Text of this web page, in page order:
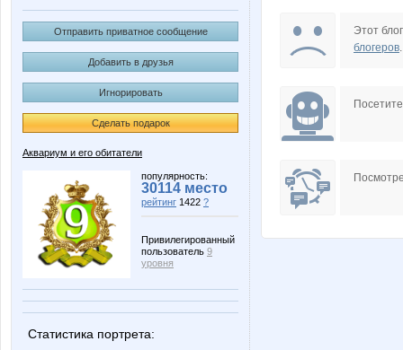
Отправить приватное сообщение
Добавить в друзья
Игнорировать
Сделать подарок
Аквариум и его обитатели
популярность:
30114 место
рейтинг 1422 ?
Привилегированный
пользователь 9
уровня
Статистика портрета:
ЮМор
Этот
блогеров.